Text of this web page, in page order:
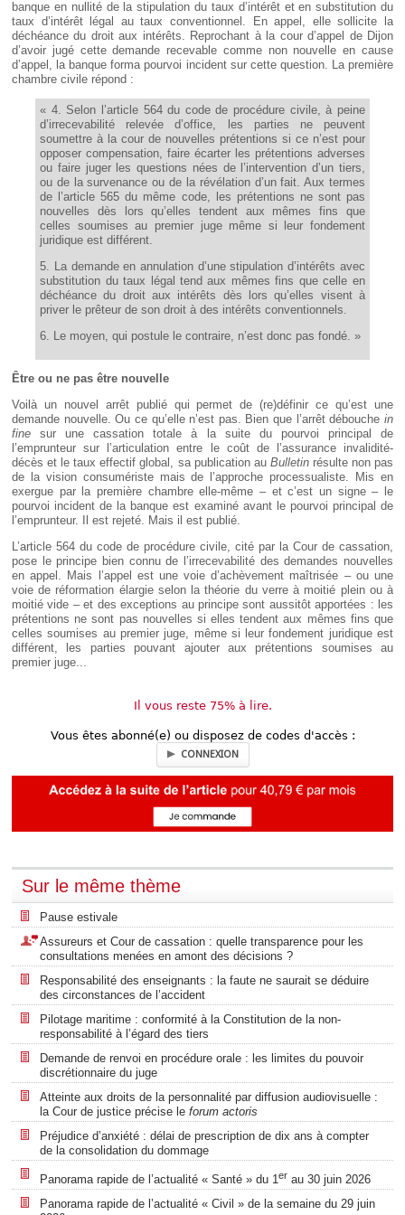
banque en nullité de la stipulation du taux d’intérêt et en substitution du
taux d’intérêt légal au taux conventionnel. En appel, elle sollicite la
déchéance du droit aux intérêts. Reprochant à la cour d’appel de Dijon
d’avoir jugé cette demande recevable comme non nouvelle en cause
d’appel, la banque forma pourvoi incident sur cette question. La première
chambre civile répond :
« 4. Selon l’article 564 du code de procédure civile, à peine
d’irrecevabilité relevée d’office, les parties ne peuvent
soumettre à la cour de nouvelles prétentions si ce n’est pour
opposer compensation, faire écarter les prétentions adverses
ou faire juger les questions nées de l’intervention d’un tiers,
ou de la survenance ou de la révélation d’un fait. Aux termes
de l’article 565 du même code, les prétentions ne sont pas
nouvelles dès lors qu’elles tendent aux mêmes fins que
celles soumises au premier juge même si leur fondement
juridique est différent.
5. La demande en annulation d’une stipulation d’intérêts avec
substitution du taux légal tend aux mêmes fins que celle en
déchéance du droit aux intérêts dès lors qu’elles visent à
priver le prêteur de son droit à des intérêts conventionnels.
6. Le moyen, qui postule le contraire, n’est donc pas fondé. »
Être ou ne pas être nouvelle
Voilà un nouvel arrêt publié qui permet de (re)définir ce qu’est une
demande nouvelle. Ou ce qu’elle n’est pas. Bien que l’arrêt débouche in
fine sur une cassation totale à la suite du pourvoi principal de
l’emprunteur sur l’articulation entre le coût de l’assurance invalidité-
décès et le taux effectif global, sa publication au Bulletinrésulte non pas
de la vision consumériste mais de l’approche processualiste. Mis en
exergue par la première chambre elle-même – et c’est un signe – le
pourvoi incident de la banque est examiné avant le pourvoi principal de
l’emprunteur. Il est rejeté. Mais il est publié.
L’article 564 du code de procédure civile, cité par la Cour de cassation,
pose le principe bien connu de l’irrecevabilité des demandes nouvelles
en appel. Mais l’appel est une voie d’achèvement maîtrisée – ou une
voie de réformation élargie selon la théorie du verre à moitié plein ou à
moitié vide – et des exceptions au principe sont aussitôt apportées : les
prétentions ne sont pas nouvelles si elles tendent aux mêmes fins que
celles soumises au premier juge, même si leur fondement juridique est
différent, les parties pouvant ajouter aux prétentions soumises au
premier juge...
Il vous reste 75% à lire.
Vous êtes abonné(e) ou disposez de codes d'accès :
CONNEXION
Sur le même thème
Pause estivale
Assureurs et Cour de cassation : quelle transparence pour les
consultations menées en amont des décisions ?
Responsabilité des enseignants : la faute ne saurait se déduire
des circonstances de l’accident
Pilotage maritime : conformité à la Constitution de la non-
responsabilité à l’égard des tiers
Demande de renvoi en procédure orale : les limites du pouvoir
discrétionnaire du juge
Atteinte aux droits de la personnalité par diffusion audiovisuelle :
la Cour de justice précise le forum actoris
Préjudice d’anxiété : délai de prescription de dix ans à compter
de la consolidation du dommage
Panorama rapide de l’actualité « Santé » du 1er au 30 juin 2026
Panorama rapide de l’actualité « Civil » de la semaine du 29 juin